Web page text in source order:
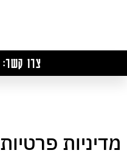
צרו קשר: 052-253-1655
מדיניות פרטיות